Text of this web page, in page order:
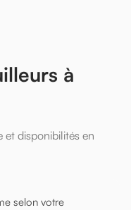
à
disponibilités en
selon votre